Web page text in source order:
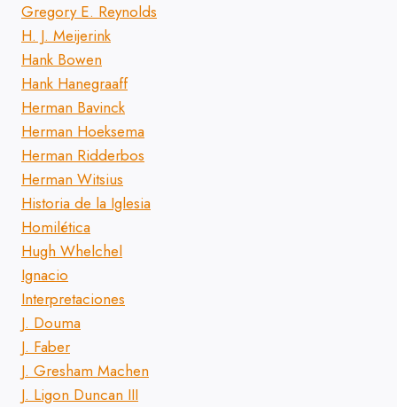
Gregory E. Reynolds
H. J. Meijerink
Hank Bowen
Hank Hanegraaff
Herman Bavinck
Herman Hoeksema
Herman Ridderbos
Herman Witsius
Historia de la Iglesia
Homilética
Hugh Whelchel
Ignacio
Interpretaciones
J. Douma
J. Faber
J. Gresham Machen
J. Ligon Duncan III